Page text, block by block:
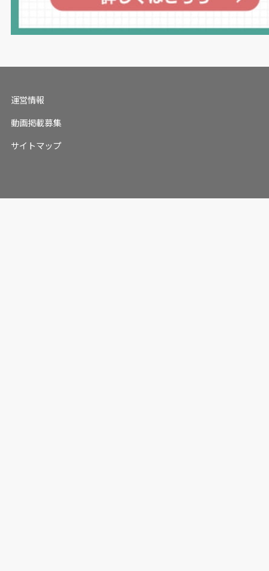
運営情報
動画掲載募集
サイトマップ